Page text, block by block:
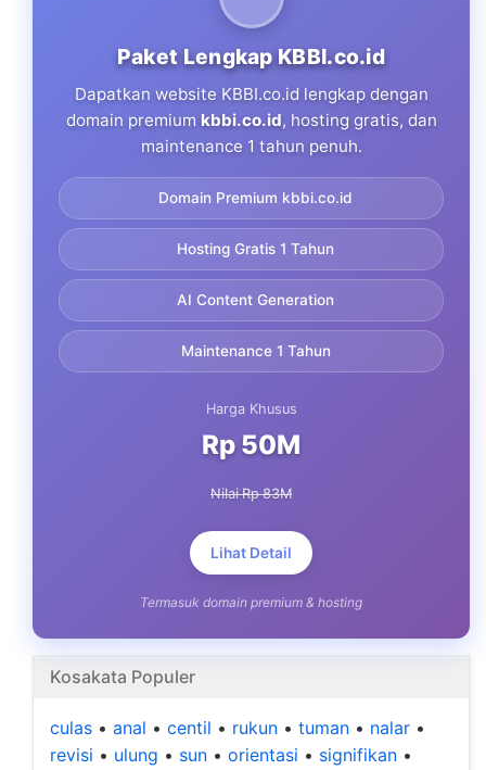
Paket Lengkap KBBI.co.id
Dapatkan website KBBI.co.id lengkap dengan
domain premium kbbi.co.id, hosting gratis, dan
maintenance 1 tahun penuh.
Domain Premium kbbi.co.id
Hosting Gratis 1 Tahun
AI Content Generation
Maintenance 1 Tahun
Harga Khusus
Rp 50M
Nilai Rp 83M
Lihat Detail
Termasuk domain premium & hosting
Kosakata Populer
culas • anal • centil • rukun • tuman • nalar •
revisi • ulung • sun • orientasi • signifikan •